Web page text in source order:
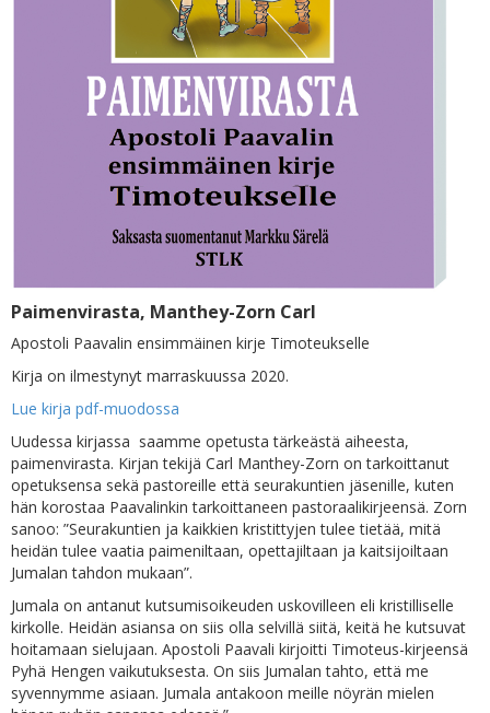
Paimenvirasta, Manthey-Zorn Carl
Apostoli Paavalin ensimmäinen kirje Timoteukselle
Kirja on ilmestynyt marraskuussa 2020.
Lue kirja pdf-muodossa
Uudessa kirjassa saamme opetusta tärkeästä aiheesta,
paimenvirasta. Kirjan tekijä Carl Manthey-Zorn on tarkoittanut
opetuksensa sekä pastoreille että seurakuntien jäsenille, kuten
hän korostaa Paavalinkin tarkoittaneen pastoraalikirjeensä. Zorn
sanoo: ”Seurakuntien ja kaikkien kristittyjen tulee tietää, mitä
heidän tulee vaatia paimeniltaan, opettajiltaan ja kaitsijoiltaan
Jumalan tahdon mukaan”.
Jumala on antanut kutsumisoikeuden uskovilleen eli kristilliselle
kirkolle. Heidän asiansa on siis olla selvillä siitä, keitä he kutsuvat
hoitamaan sielujaan. Apostoli Paavali kirjoitti Timoteus-kirjeensä
Pyhä Hengen vaikutuksesta. On siis Jumalan tahto, että me
syvennymme asiaan. Jumala antakoon meille nöyrän mielen